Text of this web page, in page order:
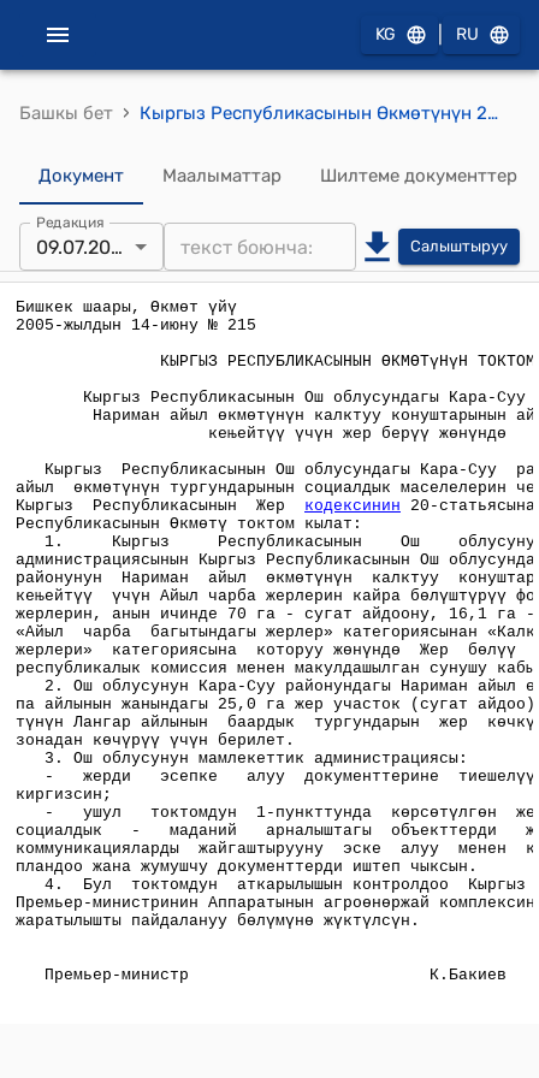
KG RU
Башкы бет › Кыргыз Республикасынын Өкмөтүнүн 2005-жылдын 14-июнундагы № 215 "Кыргыз Республикасынын Ош облусундагы Кара-Суу районунун Нариман айыл өкмөтүнүн калктуу конуштарынын аймактарын кеңейтүү үчүн жер берүү жөнүндө" токтому
Документ Маалыматтар Шилтеме документтер
Редакция
09.07.2005 Салыштыруу